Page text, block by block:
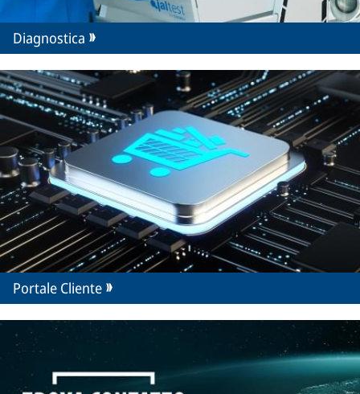
Diagnostica
Portale Cliente